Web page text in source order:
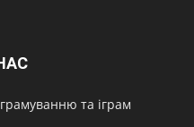
та іграм